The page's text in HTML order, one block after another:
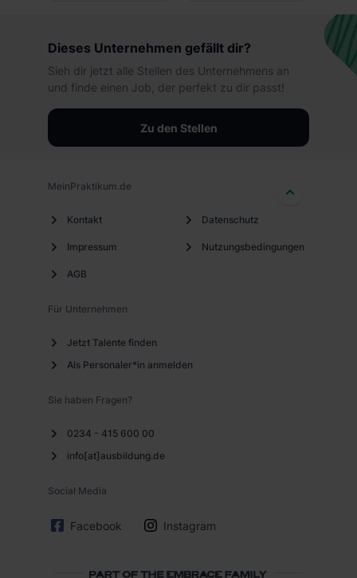
Dieses Unternehmen gefällt dir?
Sieh dir jetzt alle Stellen des Unternehmens an
und finde einen Job, der perfekt zu dir passt!
Zu den Stellen
MeinPraktikum.de
Kontakt
Impressum
AGB
Datenschutz
Nutzungsbedingungen
Für Unternehmen
Jetzt Talente finden
Als Personaler*in anmelden
Sie haben Fragen?
0234 - 415 600 00
info[at]ausbildung.de
Social Media
Facebook Instagram